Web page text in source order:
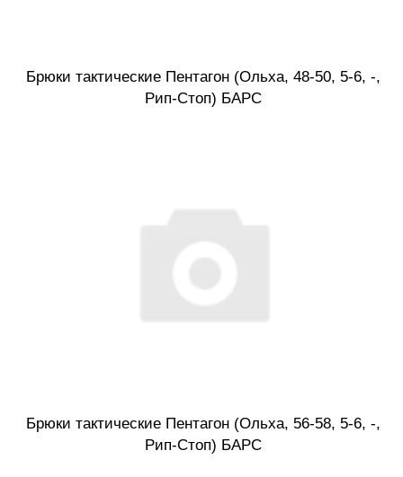
Брюки тактические Пентагон (Ольха, 48-50, 5-6, -,
Рип-Стоп) БАРС
Брюки тактические Пентагон (Ольха, 56-58, 5-6, -,
Рип-Стоп) БАРС